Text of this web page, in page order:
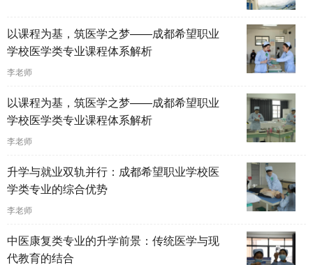
以课程为基，筑医学之梦——成都希望职业
学校医学类专业课程体系解析
李老师
以课程为基，筑医学之梦——成都希望职业
学校医学类专业课程体系解析
李老师
升学与就业双轨并行：成都希望职业学校医
学类专业的综合优势
李老师
中医康复类专业的升学前景：传统医学与现
代教育的结合